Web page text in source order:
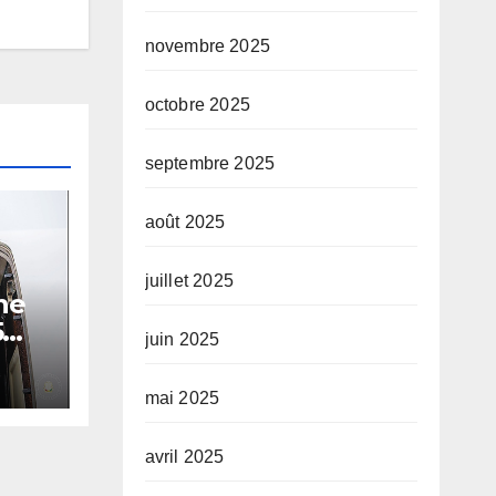
novembre 2025
octobre 2025
septembre 2025
août 2025
juillet 2025
juin 2025
mai 2025
avril 2025